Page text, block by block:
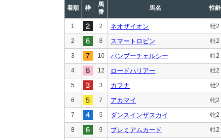
着順 枠
馬
番
馬名 性齢
1 2 ネオザイオン 牡2
2 8 スマートロビン 牡2
3 10 バンブーチェルシー 牡2
4 12 ロードハリアー 牡2
5 3 カフナ 牡2
6 7 アカマイ 牝2
7 5 ダンスインザスカイ 牝2
8 9 プレミアムカード 牡2